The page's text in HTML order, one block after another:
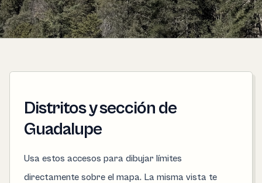
Distritos y sección de
Guadalupe
Usa estos accesos para dibujar límites
directamente sobre el mapa. La misma vista te